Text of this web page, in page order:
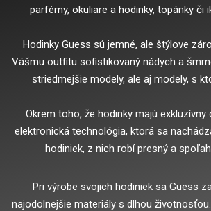
parfémy, okuliare a hodinky, topánky či
Hodinky Guess sú jemné, ale štýlove
Vášmu outfitu sofistikovaný nádych a
striedmejšie modely, ale aj modely, s
Okrem toho, že hodinky majú exkluzívny
elektronická technológia, ktorá sa
hodiniek, z nich robí presný a
Pri výrobe svojich hodiniek sa Guess
najodolnejšie materiály s dlhou